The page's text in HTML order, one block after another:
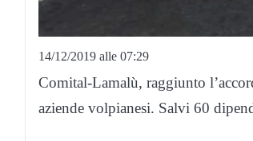
14/12/2019 alle 07:29
Comital-Lamalù, raggiunto
aziende volpianesi. Salvi 60